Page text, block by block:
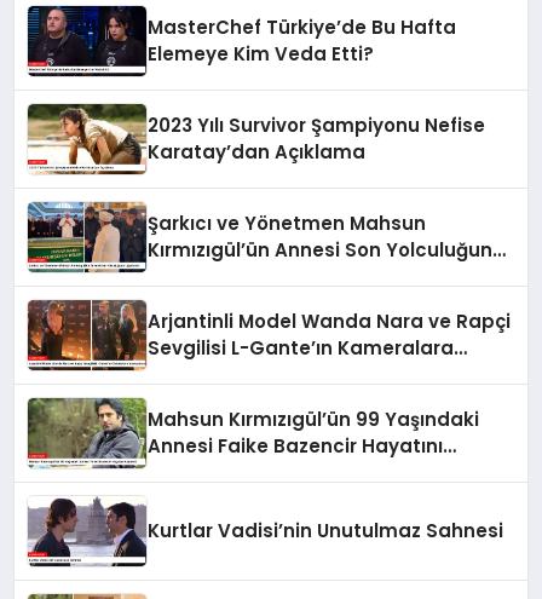
MasterChef Türkiye’de Bu Hafta
Elemeye Kim Veda Etti?
2023 Yılı Survivor Şampiyonu Nefise
Karatay’dan Açıklama
Şarkıcı ve Yönetmen Mahsun
Kırmızıgül’ün Annesi Son Yolculuğuna
Arjantinli Model Wanda Nara ve Rapçi
Sevgilisi L-Gante’ın Kameralara
Mahsun Kırmızıgül’ün 99 Yaşındaki
Annesi Faike Bazencir Hayatını
Kurtlar Vadisi’nin Unutulmaz Sahnesi